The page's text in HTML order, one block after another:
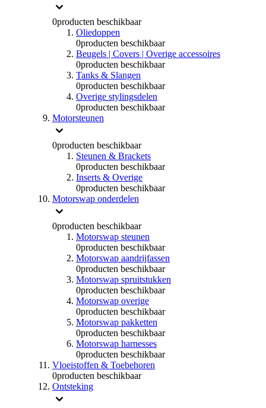
0producten beschikbaar
Oliedoppen
0producten beschikbaar
Beugels | Covers | Overige accessoires
0producten beschikbaar
Tanks & Slangen
0producten beschikbaar
Overige stylingsdelen
0producten beschikbaar
Motorsteunen
0producten beschikbaar
Steunen & Brackets
0producten beschikbaar
Inserts & Overige
0producten beschikbaar
Motorswap onderdelen
0producten beschikbaar
Motorswap steunen
0producten beschikbaar
Motorswap aandrijfassen
0producten beschikbaar
Motorswap spruitstukken
0producten beschikbaar
Motorswap overige
0producten beschikbaar
Motorswap pakketten
0producten beschikbaar
Motorswap harnesses
0producten beschikbaar
Vloeistoffen & Toebehoren
0producten beschikbaar
Ontsteking